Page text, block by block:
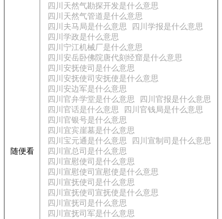
随便看
四川天然气勘探开发是什么意思
四川天然气管道是什么意思
四川夫马局是什么意思
四川学报是什么意思
四川学政是什么意思
四川宁江机械厂是什么意思
四川安岳卧佛院唐代刻经窟是什么意思
四川安抚使司是什么意思
四川安抚使司安抚使是什么意思
四川安边军是什么意思
四川官弁学堂是什么意思
四川官报是什么意思
四川官话是什么意思
四川官钱局是什么意思
四川官银号是什么意思
四川宜宾崖墓是什么意思
四川宝元通是什么意思
四川宣制司是什么意思
四川宣总司是什么意思
四川宣慰使司是什么意思
四川宣慰使司宣慰使是什么意思
四川宣抚使司是什么意思
四川宣抚使司宣抚使是什么意思
四川宣抚司是什么意思
四川宣抚司军是什么意思